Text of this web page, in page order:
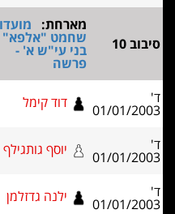
10
מארחת:מועדון
שחמט "אלפא"
בני עי"ש א' -
פרשה
0.0
01/01/ דוד קימל
01/01/ יוסף גותגילף 0
01/01/ ילנה גדזלמן 0